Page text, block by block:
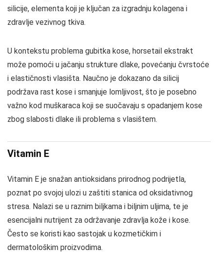
silicije, elementa koji je ključan za izgradnju kolagena i
zdravlje vezivnog tkiva.
U kontekstu problema gubitka kose, horsetail ekstrakt
može pomoći u jačanju strukture dlake, povećanju čvrstoće
i elastičnosti vlasišta. Naučno je dokazano da silicij
podržava rast kose i smanjuje lomljivost, što je posebno
važno kod muškaraca koji se suočavaju s opadanjem kose
zbog slabosti dlake ili problema s vlasištem.
Vitamin E
Vitamin E je snažan antioksidans prirodnog podrijetla,
poznat po svojoj ulozi u zaštiti stanica od oksidativnog
stresa. Nalazi se u raznim biljkama i biljnim uljima, te je
esencijalni nutrijent za održavanje zdravlja kože i kose.
Često se koristi kao sastojak u kozmetičkim i
dermatološkim proizvodima.